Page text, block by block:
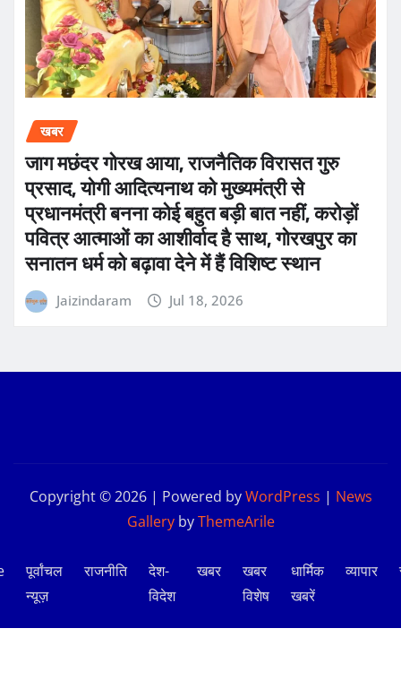
खबर
जाग मछंदर गोरख आया, राजनैतिक विरासत गुरु
प्रसाद, योगी आदित्यनाथ को मुख्यमंत्री से
प्रधानमंत्री बनना कोई बहुत बड़ी बात नहीं, करोड़ों
पवित्र आत्माओं का आशीर्वाद है साथ, गोरखपुर का
सनातन धर्म को बढ़ावा देने में हैं विशिष्ट स्थान
Jaizindaram Jul 18, 2026
Copyright © 2026 | Powered byWordPress | News
GallerybyThemeArile
पूर्वांचल
न्यूज़
राजनीति
देश-
विदेश
खबर
खबर
विशेष
धार्मिक
खबरें
व्यापार